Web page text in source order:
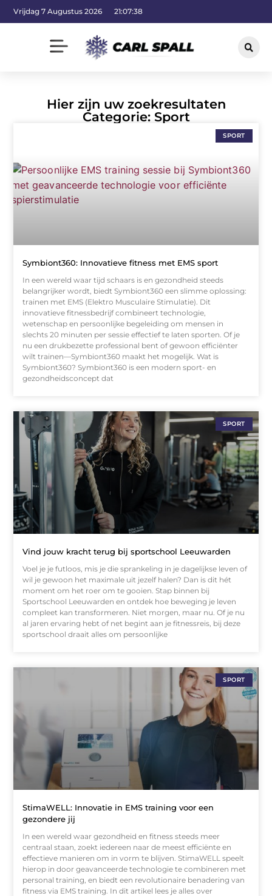
Vrijdag 7 Augustus 2026 21:07:39
Hier zijn uw zoekresultaten
Categorie: Sport
SPORT
Symbiont360: Innovatieve fitness met EMS sport
In een wereld waar tijd schaars is en gezondheid steeds
belangrijker wordt, biedt Symbiont360 een slimme oplossing:
trainen met EMS (Elektro Musculaire Stimulatie). Dit
innovatieve fitnessbedrijf combineert technologie,
wetenschap en persoonlijke begeleiding om mensen in
slechts 20 minuten per sessie effectief te laten sporten. Of je
nu een drukbezette professional bent of gewoon efficiënter
wilt trainen—Symbiont360 maakt het mogelijk. Wat is
Symbiont360? Symbiont360 is een modern sport- en
gezondheidsconcept dat
SPORT
Vind jouw kracht terug bij sportschool Leeuwarden
Voel je je futloos, mis je die sprankeling in je dagelijkse leven of
wil je gewoon het maximale uit jezelf halen? Dan is dit hét
moment om het roer om te gooien. Stap binnen bij
Sportschool Leeuwarden en ontdek hoe beweging je leven
compleet kan transformeren. Niet morgen, maar nu. Of je nu
al jaren ervaring hebt of net begint aan je fitnessreis, bij deze
sportschool draait alles om persoonlijke
SPORT
StimaWELL: Innovatie in EMS training voor een
gezondere jij
In een wereld waar gezondheid en fitness steeds meer
centraal staan, zoekt iedereen naar de meest efficiënte en
effectieve manieren om in vorm te blijven. StimaWELL speelt
hierop in door geavanceerde technologie te combineren met
personal training, en biedt een revolutionaire benadering van
fitness via EMS training. In dit artikel lees je alles over